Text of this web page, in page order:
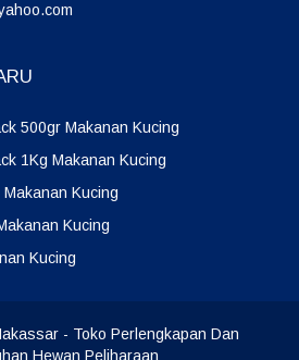
500gr Makanan Kucing
1Kg Makanan Kucing
Kucing
Kucing
Kucing
- Toko Perlengkapan Dan
Hewan Peliharaan